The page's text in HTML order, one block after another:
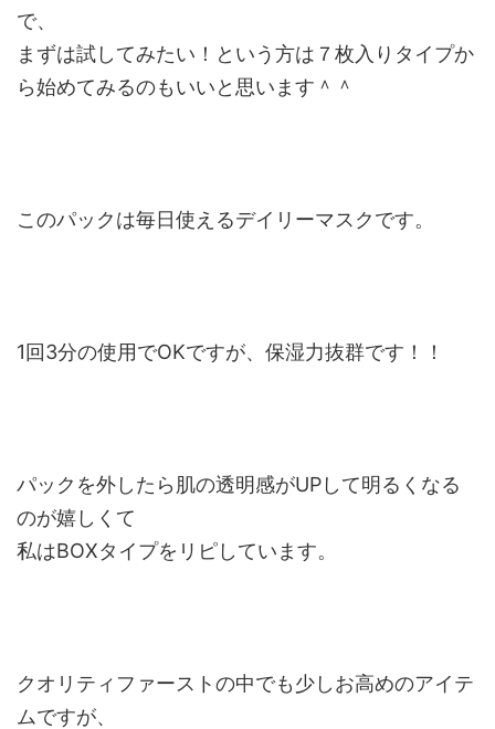
で、
まずは試してみたい！という方は７枚入りタイプか
ら始めてみるのもいいと思います＾＾
このパックは毎日使えるデイリーマスクです。
1回3分の使用でOKですが、保湿力抜群です！！
パックを外したら肌の透明感がUPして明るくなる
のが嬉しくて
私はBOXタイプをリピしています。
クオリティファーストの中でも少しお高めのアイテ
ムですが、